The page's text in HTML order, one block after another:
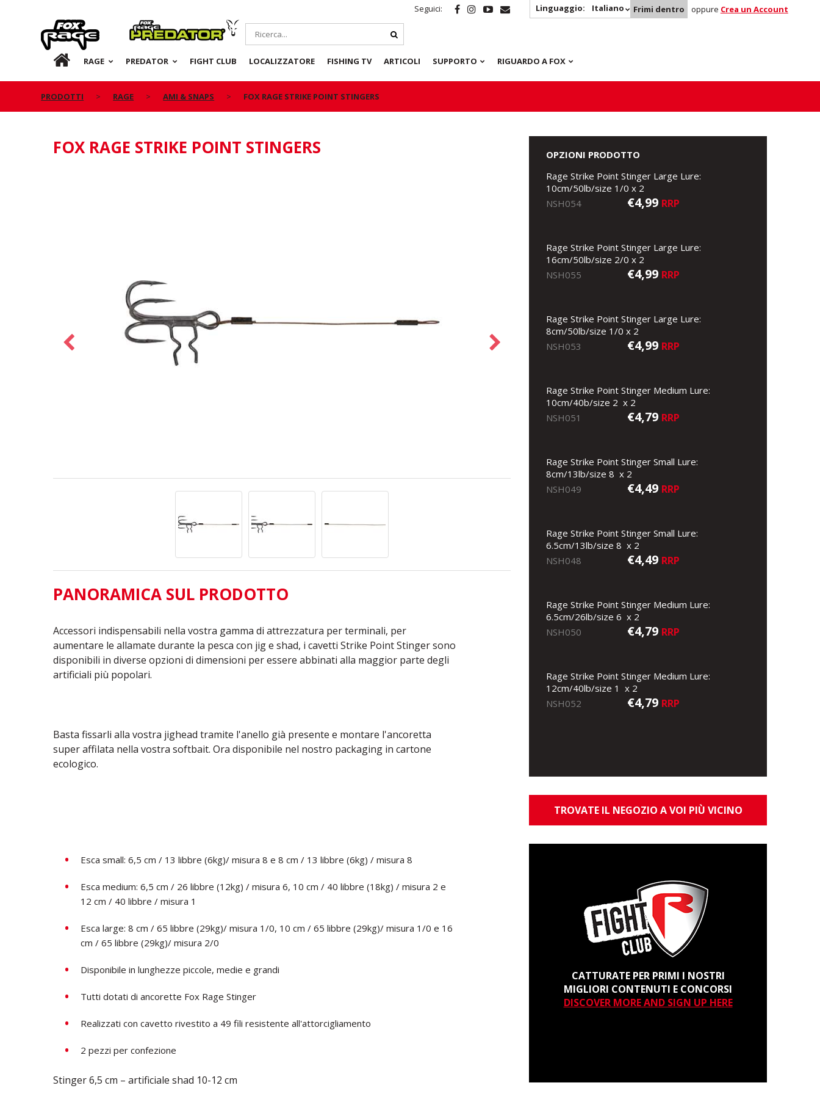
Seguici: Linguaggio: Italiano Frimi dentro oppure Crea un Account
Rage Predator
IT RAGE PREDATOR FIGHT CLUB LOCALIZZATORE FISHING TV ARTICOLI SUPPORTO RIGUARDO A FOX
PRODOTTI RAGE AMI & SNAPS FOX RAGE STRIKE POINT STINGERS
FOX RAGE STRIKE POINT STINGERS
PANORAMICA SUL PRODOTTO
Accessori indispensabili nella vostra gamma di attrezzatura per terminali, per
aumentare le allamate durante la pesca con jig e shad, i cavetti Strike Point Stinger sono
disponibili in diverse opzioni di dimensioni per essere abbinati alla maggior parte degli
artificiali più popolari.
Basta fissarli alla vostra jighead tramite l'anello già presente e montare l'ancoretta
super affilata nella vostra softbait. Ora disponibile nel nostro packaging in cartone
ecologico.
Esca small: 6,5 cm / 13 libbre (6kg)/ misura 8 e 8 cm / 13 libbre (6kg) / misura 8
Esca medium: 6,5 cm / 26 libbre (12kg) / misura 6, 10 cm / 40 libbre (18kg) / misura 2 e
12 cm / 40 libbre / misura 1
Esca large: 8 cm / 65 libbre (29kg)/ misura 1/0, 10 cm / 65 libbre (29kg)/ misura 1/0 e 16
cm / 65 libbre (29kg)/ misura 2/0
Disponibile in lunghezze piccole, medie e grandi
Tutti dotati di ancorette Fox Rage Stinger
Realizzati con cavetto rivestito a 49 fili resistente all'attorcigliamento
2 pezzi per confezione
Stinger 6,5 cm – artificiale shad 10-12 cm
OPZIONI PRODOTTO
Rage Strike Point Stinger Large Lure:
10cm/50lb/size 1/0 x 2
NSH054
€4,99 RRP
Rage Strike Point Stinger Large Lure:
16cm/50lb/size 2/0 x 2
NSH055
€4,99 RRP
Rage Strike Point Stinger Large Lure:
8cm/50lb/size 1/0 x 2
NSH053
€4,99 RRP
Rage Strike Point Stinger Medium Lure:
10cm/40b/size 2 x 2
NSH051
€4,79 RRP
Rage Strike Point Stinger Small Lure:
8cm/13lb/size 8 x 2
NSH049
€4,49 RRP
Rage Strike Point Stinger Small Lure:
6.5cm/13lb/size 8 x 2
NSH048
€4,49 RRP
Rage Strike Point Stinger Medium Lure:
6.5cm/26lb/size 6 x 2
NSH050
€4,79 RRP
Rage Strike Point Stinger Medium Lure:
12cm/40lb/size 1 x 2
NSH052
€4,79 RRP
TROVATE IL NEGOZIO A VOI PIÙ VICINO
CATTURATE PER PRIMI I NOSTRI
MIGLIORI CONTENUTI E CONCORSI
DISCOVER MORE AND SIGN UP HERE